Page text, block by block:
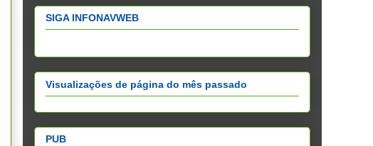
SIGA INFONAVWEB
Visualizações de página do mês passado
PUB